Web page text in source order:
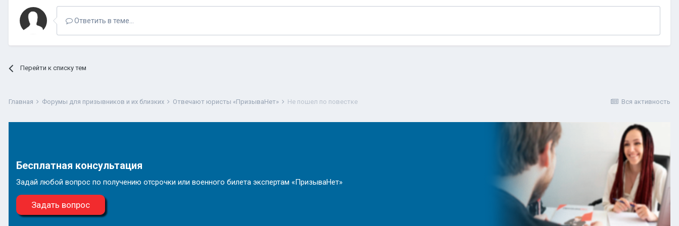
Ответить в теме...
Перейти к списку тем
Вся активность
Главная Форумы для призывников и их близких Отвечают юристы «ПризываНет» Не пошел по повестке
Бесплатная консультация
Задай любой вопрос по получению отсрочки или военного билета экспертам «ПризываНет»
Задать вопрос